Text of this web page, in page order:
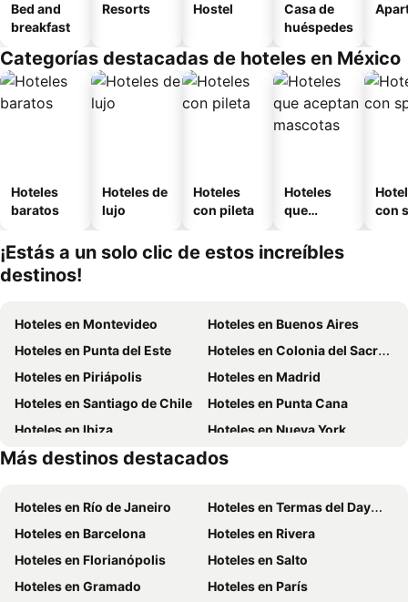
Bed and
breakfast
Resorts Hostel
Casa de
huéspedes
Categorías destacadas de hoteles en México
Hoteles
baratos
Hoteles de
lujo
Hoteles
con pileta
Hoteles
que
mascotas
con
¡Estás a un solo clic de estos increíbles
destinos!
Hoteles en Montevideo
Hoteles en Buenos Aires
Hoteles en Punta del Este
Hoteles en Colonia del Sacramento
Hoteles en Piriápolis
Hoteles en Madrid
Hoteles en Santiago de Chile
Hoteles en Punta Cana
Hoteles en Ibiza
Hoteles en Nueva York
Hoteles en Isla de Miconos
Hoteles en Aruba
Más destinos destacados
Hoteles en Río de Janeiro
Hoteles en Termas del Dayman
Hoteles en Barcelona
Hoteles en Rivera
Hoteles en Florianópolis
Hoteles en Salto
Hoteles en Gramado
Hoteles en París